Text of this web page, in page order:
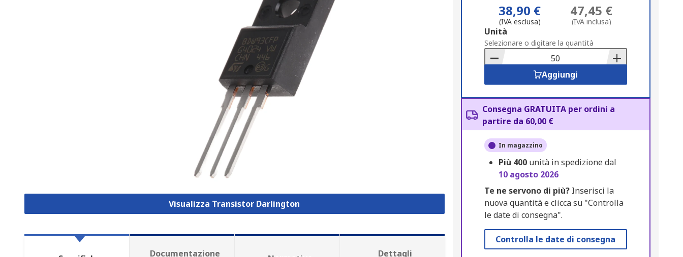
Visualizza Transistor Darlington
38,90 €
(IVA esclusa)
47,45 €
(IVA inclusa)
Add
to
Basket
Unità
Selezionare o digitare la quantità
Aggiungi
Consegna GRATUITA per ordini a
partire da 60,00 €
In magazzino
Più 400 unità in spedizione dal
10 agosto 2026
Te ne servono di più?Inserisci la
nuova quantità e clicca su "Controlla
le date di consegna".
Controlla le date di consegna
Documentazione
Dettagli